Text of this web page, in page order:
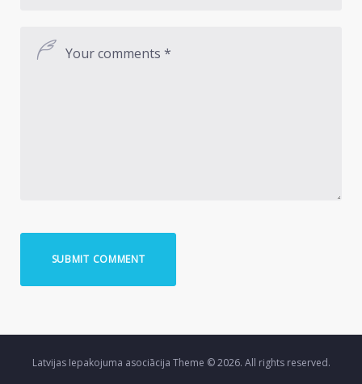
Latvijas Iepakojuma asociācija Theme © 2026. All rights reserved.